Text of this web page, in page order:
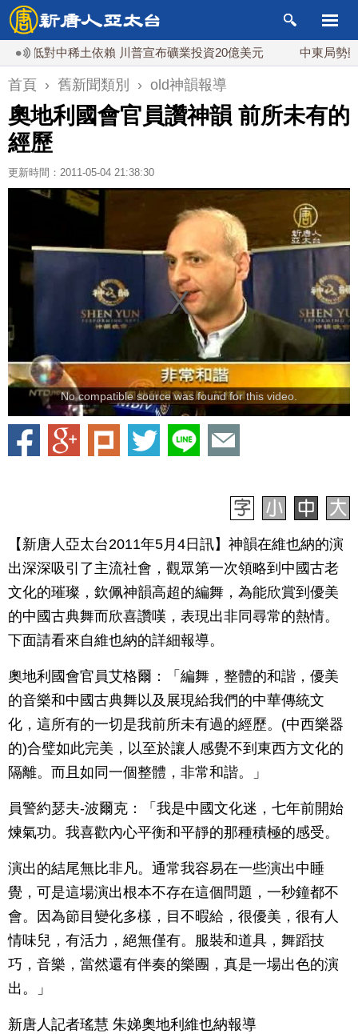
低對中稀土依賴 川普宣布礦業投資20億美元 中東局勢動盪
首頁 › 舊新聞類別 › old神韻報導
奧地利國會官員讚神韻 前所未有的
經歷
更新時間：2011-05-04 21:38:30
No compatible source was found for this video.
【新唐人亞太台2011年5月4日訊】神韻在維也納的演
出深深吸引了主流社會，觀眾第一次領略到中國古老
文化的璀璨，欽佩神韻高超的編舞，為能欣賞到優美
的中國古典舞而欣喜讚嘆，表現出非同尋常的熱情。
下面請看來自維也納的詳細報導。
奧地利國會官員艾格爾：「編舞，整體的和諧，優美
的音樂和中國古典舞以及展現給我們的中華傳統文
化，這所有的一切是我前所未有過的經歷。(中西樂器
的)合璧如此完美，以至於讓人感覺不到東西方文化的
隔離。而且如同一個整體，非常和諧。」
員警約瑟夫-波爾克：「我是中國文化迷，七年前開始
煉氣功。我喜歡內心平衡和平靜的那種積極的感受。
演出的結尾無比非凡。通常我容易在一些演出中睡
覺，可是這場演出根本不存在這個問題，一秒鐘都不
會。因為節目變化多樣，目不暇給，很優美，很有人
情味兒，有活力，絕無僅有。服裝和道具，舞蹈技
巧，音樂，當然還有伴奏的樂團，真是一場出色的演
出。」
新唐人記者瑤慧 朱娣奧地利維也納報導